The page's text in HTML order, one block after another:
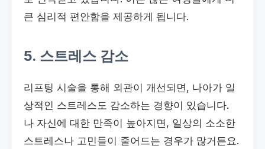
큰 심리적 편안함을 제공하게 됩니다.
5. 스트레스 감소
리프팅 시술을 통해 외관이 개선되면, 나아가 일
상적인 스트레스도 감소하는 경향이 있습니다.
나 자신에 대한 만족이 높아지면, 일상의 소소한
스트레스나 고민들이 줄어드는 경우가 많거든요.